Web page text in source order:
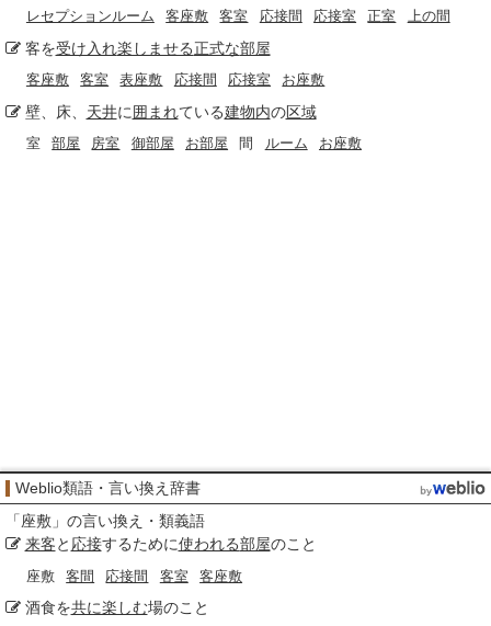
レセプションルーム 客座敷 客室 応接間 応接室 正室 上の間
客を受け入れ楽しませる正式な部屋
客座敷 客室 表座敷 応接間 応接室 お座敷
壁、床、 天井に囲まれている建物内の区域
室 部屋 房室 御部屋 お部屋 間 ルーム お座敷
Weblio類語・言い換え辞書
「座敷 」の言い換え・類義語
来客と 応接するために使われる部屋のこと
座敷 客間 応接間 客室 客座敷
酒食を共に楽しむ場のこと